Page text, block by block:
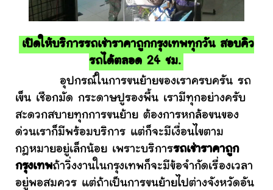
เปิดให้บริการรถเช่าราคาถูกกรุงเทพทุกวัน สอบคิว
รถได้ตลอด 24 ชม.
อุปกรณ์ในการขนย้ายของเราครบครัน รถ
เข็น เชือกมัด กระดาษปูรองพื้น เรามีทุกอย่างครับ
สะดวกสบายทุกการขนย้าย ต้องการหกล้อขนของ
ด่วนเราก็มีพร้อมบริการ แต่ก็จะมีเงื่อนไขตาม
กฎหมายอยู่เล็กน้อย เพราะบริการรถเช่าราคาถูก
กรุงเทพถ้าวิ่งงานในกรุงเทพก็จะมีข้อจำกัดเรื่องเวลา
อยู่พอสมควร แต่ถ้าเป็นการขนย้ายไปต่างจังหวัดอัน